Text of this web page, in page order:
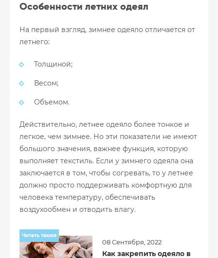
Особенности летних одеял
На первый взгляд, зимнее одеяло отличается от
летнего:
Толщиной;
Весом;
Объемом.
Действительно, летнее одеяло более тонкое и
легкое, чем зимнее. Но эти показатели не имеют
большого значения, важнее функция, которую
выполняет текстиль. Если у зимнего одеяла она
заключается в том, чтобы согревать, то у летнее
должно просто поддерживать комфортную для
человека температуру, обеспечивать
воздухообмен и отводить влагу.
Читать также
08 Сентября, 2022
Как закрепить одеяло в